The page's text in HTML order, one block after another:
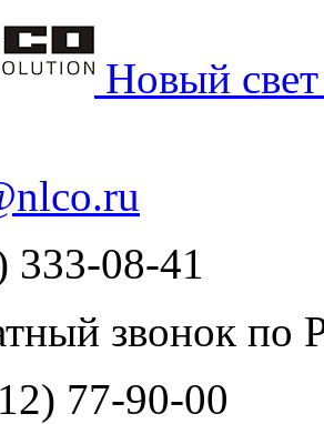
Новый
nlco.ru
333-08-41
звонок по
77-90-00